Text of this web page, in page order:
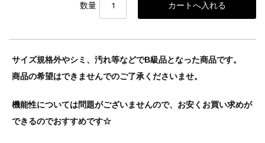
数量
サイズ規格外やシミ、汚れ等などでB級品となった商品です。
商品の希望はできませんでのご了承くださいませ。
機能性については問題がございませんので、お安くお買い求めが
できるのでおすすめです☆